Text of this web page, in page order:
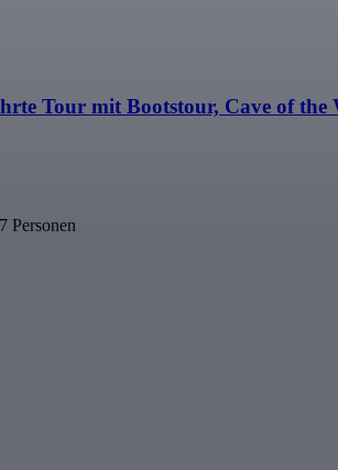
Tour mit Bootstour, Cave of
Personen